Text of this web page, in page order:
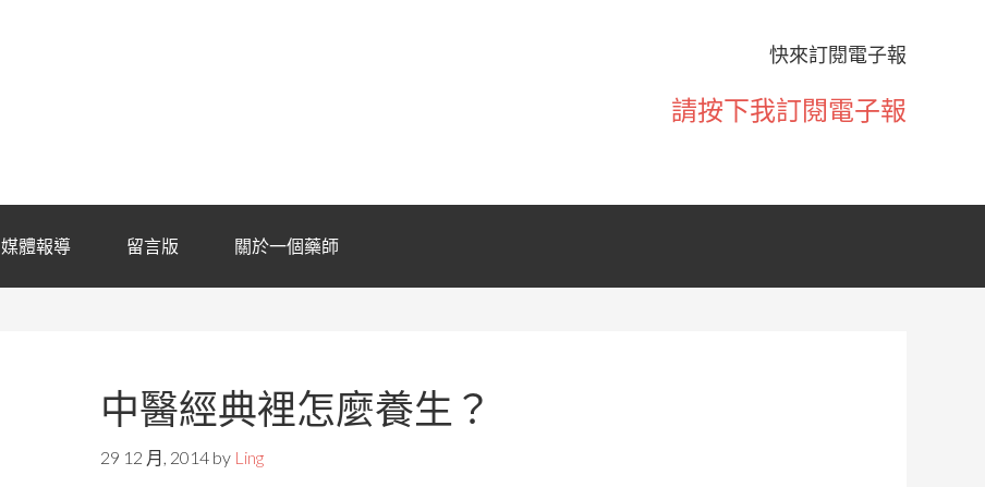
快來訂閱電子報
請按下我訂閱電子報
媒體報導 留言版 關於一個藥師
中醫經典裡怎麼養生？
29 12 月, 2014 by Ling